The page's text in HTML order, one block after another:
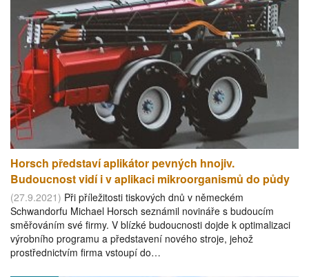
Horsch představí aplikátor pevných hnojiv.
Budoucnost vidí i v aplikaci mikroorganismů do půdy
(27.9.2021) Při příležitosti tiskových dnů v německém
Schwandorfu Michael Horsch seznámil novináře s budoucím
směřováním své firmy. V blízké budoucnosti dojde k optimalizaci
výrobního programu a představení nového stroje, jehož
prostřednictvím firma vstoupí do…